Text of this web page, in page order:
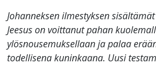
Johanneksen ilmestyksen
Jeesus on voittanut pahan
ylösnousemuksellaan ja palaa
todellisena kuninkaana. Uusi